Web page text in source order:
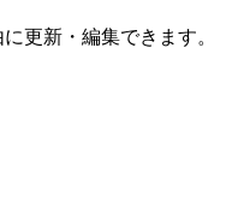
更新・編集できます。